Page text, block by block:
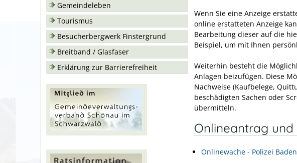
Gemeindeleben
Tourismus
Besucherbergwerk Finstergrund
Breitband / Glasfaser
Erklärung zur Barrierefreiheit
Wenn Sie eine Anzeige
online erstatteten Anzeige
Bearbeitung dieser auf die
Beispiel, um mit Ihnen
Weiterhin besteht die
Anlagen beizufügen. Diese
Nachweise (Kaufbelege,
beschädigten Sachen oder
übermitteln.
Onlineantrag
Onlinewache - Polizei